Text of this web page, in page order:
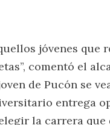
jóvenes que
comentó el
de Pucón se
entrega
la carrera que